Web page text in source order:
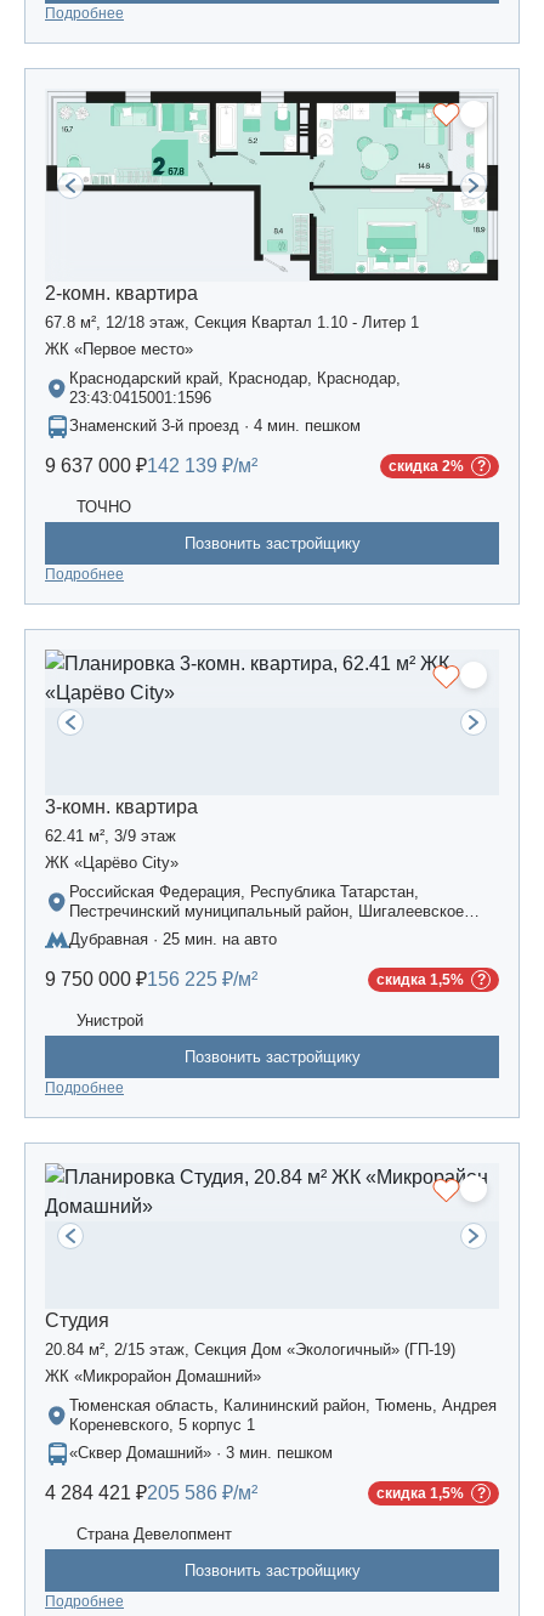
Подробнее
2-комн. квартира
67.8 м², 12/18 этаж, Секция Квартал 1.10 - Литер 1
ЖК «Первое место»
Краснодарский край, Краснодар, Краснодар,
23:43:0415001:1596
Знаменский 3-й проезд · 4 мин. пешком
9 637 000 ₽142 139 ₽/м² скидка 2%
ТОЧНО
Позвонить застройщику
Подробнее
3-комн. квартира
62.41 м², 3/9 этаж
ЖК «Царёво City»
Российская Федерация, Республика Татарстан,
Пестречинский муниципальный район, Шигалеевское
сельское поселение, жилой комплекс «Усадьба
Царево-2», дом 3
Дубравная · 25 мин. на авто
9 750 000 ₽156 225 ₽/м² скидка 1,5%
Унистрой
Позвонить застройщику
Подробнее
Студия
20.84 м², 2/15 этаж, Секция Дом «Экологичный» (ГП-19)
ЖК «Микрорайон Домашний»
Тюменская область, Калининский район, Тюмень, Андрея
Кореневского, 5 корпус 1
«Сквер Домашний» · 3 мин. пешком
4 284 421 ₽205 586 ₽/м² скидка 1,5%
Страна Девелопмент
Позвонить застройщику
Подробнее